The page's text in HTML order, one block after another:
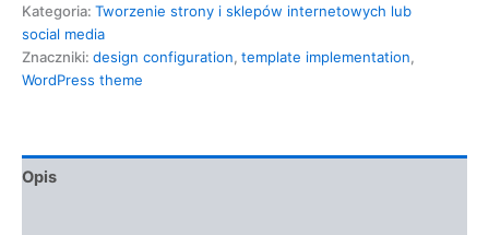
Kategoria: Tworzenie strony i sklepów internetowych lub
social media
Znaczniki: design configuration, template implementation,
WordPress theme
Opis